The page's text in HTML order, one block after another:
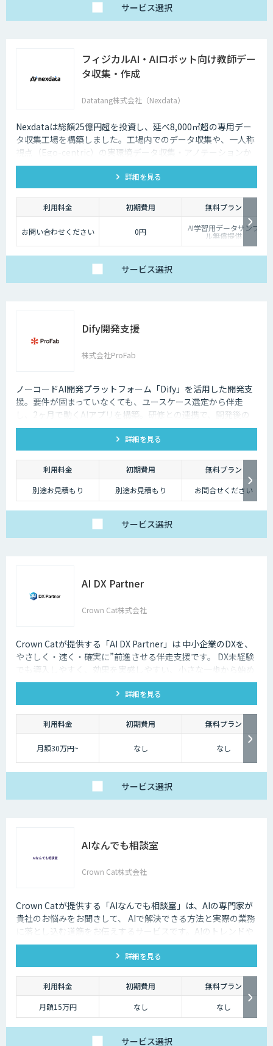
サービス選択
フィジカルAI・AIロボット向け教師デー
タ収集・作成
Datatang株式会社（Nexdata）
Nexdataは総額25億円超を投資し、延べ8,000㎡超の専用デー
タ収集工場を構築しました。工場内でのデータ収集や、一人称
視点（Ego-centric）の実環境データ収集・アノテーションか
ら、環境認識・意思決定・動作制御に対応した既製データセッ
トまで、フィジカルAI開発を加速させる包括的なデータソリュ
ーションを提供いたします。
詳細を見る
利用料金 初期費用 無料プラン
お問い合わせください 0円 AI学習用データサンプ
ル無償提供
サービス選択
Dify開発支援
株式会社ProFab
ノーコードAI開発プラットフォーム「Dify」を活用した開発支
援。要件が固まっていなくても、ユースケース選定から伴走
し、2ヶ月で動くAIアプリを構築。研修との連携で、開発後の
内製化・自走までサポートします。
詳細を見る
利用料金 初期費用
無料プラン
別途お見積もり
別途お見積もり お問合せください
サービス選択
AI DX Partner
Crown Cat株式会社
Crown Catが提供する「AI DX Partner」は 中小企業のDXを、
やさしく・速く・確実に”前進させる伴走支援です。 DX未経験
でも導入しやすく、効果を実感しやすい、小さな一歩から始め
るDX支援サービスです。 AI DX Partnerは、大手企業のDX支援
で培ったノウハウをベースに、 地方・中小企業のための“現実
的なDX”を設計・実装・運用まで一貫して支援いたします。 私
たちは、コンサル×開発×AIの力で、現場に寄り添った 『ちょ
うどいいDX』を実現します。
詳細を見る
利用料金 初期費用 無料プラン
月額30万円~ なし なし
サービス選択
AIなんでも相談室
Crown Cat株式会社
Crown Catが提供する「AIなんでも相談室」は、AIの専門家が
貴社のお悩みをお聞きして、 AIで解決できる方法と実際の業務
に落とし込む道筋をお伝えするサービスです。AIのトレンドや
最新の事例はもちろん、自社にあった活用を安価にクイックに
詳細を見る
利用料金 初期費用
無料プラン
月額15万円
なし なし
サービス選択